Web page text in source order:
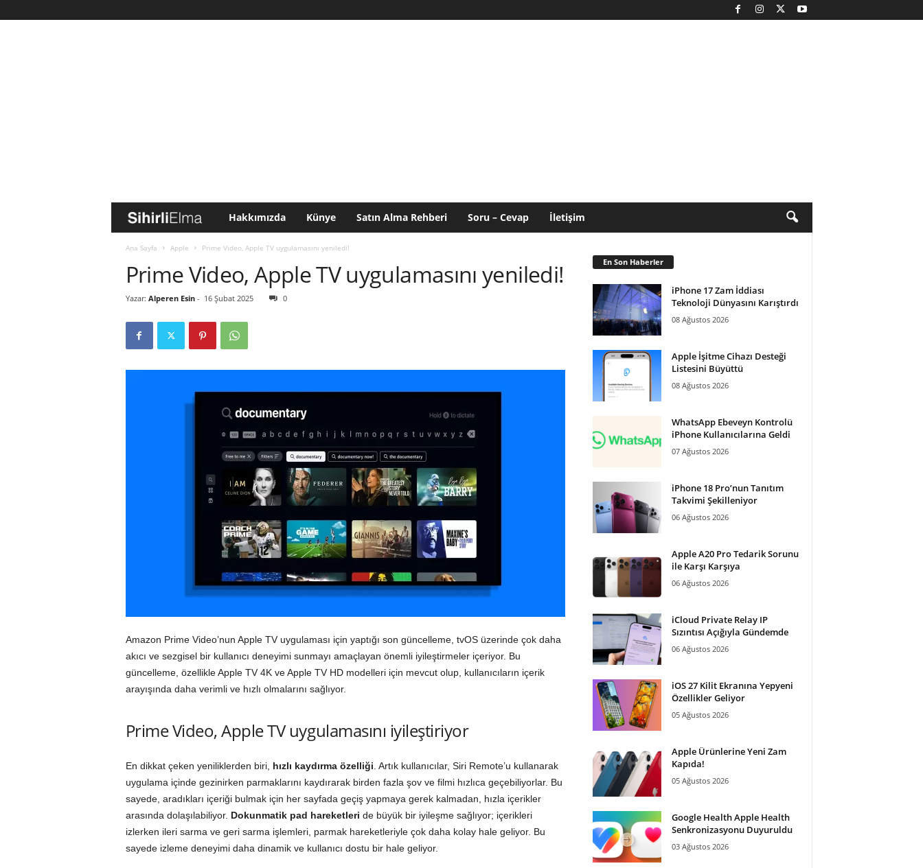
i
h
l
Hakkımızda Künye Satın Alma Rehberi Soru – Cevap İletişim
Ana Sayfa Apple Prime Video, Apple TV uygulamasını yeniledi!
Prime Video, Apple TV uygulamasını yeniledi!
Yazar: Alperen Esin- 16 Şubat 2025 0
Amazon Prime Video’nun Apple TV uygulaması için yaptığı son güncelleme, tvOS üzerinde çok daha
akıcı ve sezgisel bir kullanıcı deneyimi sunmayı amaçlayan önemli iyileştirmeler içeriyor. Bu
güncelleme, özellikle Apple TV 4K ve Apple TV HD modelleri için mevcut olup, kullanıcıların içerik
arayışında daha verimli ve hızlı olmalarını sağlıyor.
Prime Video, Apple TV uygulamasını iyileştiriyor
En dikkat çeken yeniliklerden biri, hızlı kaydırma özelliği . Artık kullanıcılar, Siri Remote’u kullanarak
uygulama içinde gezinirken parmaklarını kaydırarak birden fazla şov ve filmi hızlıca geçebiliyorlar. Bu
sayede, aradıkları içeriği bulmak için her sayfada geçiş yapmaya gerek kalmadan, hızla içerikler
arasında dolaşılabiliyor. Dokunmatik pad hareketleri de büyük bir iyileşme sağlıyor; içerikleri
izlerken ileri sarma ve geri sarma işlemleri, parmak hareketleriyle çok daha kolay hale geliyor. Bu
sayede izleme deneyimi daha dinamik ve kullanıcı dostu bir hale geliyor.
En Son Haberler
iPhone 17 Zam İddiası
Teknoloji Dünyasını Karıştırdı
08 Ağustos 2026
Apple İşitme Cihazı Desteği
Listesini Büyüttü
08 Ağustos 2026
WhatsApp Ebeveyn Kontrolü
iPhone Kullanıcılarına Geldi
07 Ağustos 2026
iPhone 18 Pro’nun Tanıtım
Takvimi Şekilleniyor
06 Ağustos 2026
Apple A20 Pro Tedarik Sorunu
ile Karşı Karşıya
06 Ağustos 2026
iCloud Private Relay IP
Sızıntısı Açığıyla Gündemde
06 Ağustos 2026
iOS 27 Kilit Ekranına Yepyeni
Özellikler Geliyor
05 Ağustos 2026
Apple Ürünlerine Yeni Zam
Kapıda!
05 Ağustos 2026
Google Health Apple Health
Senkronizasyonu Duyuruldu
03 Ağustos 2026